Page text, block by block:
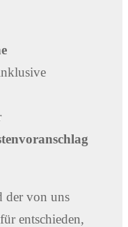
der von uns
entschieden,